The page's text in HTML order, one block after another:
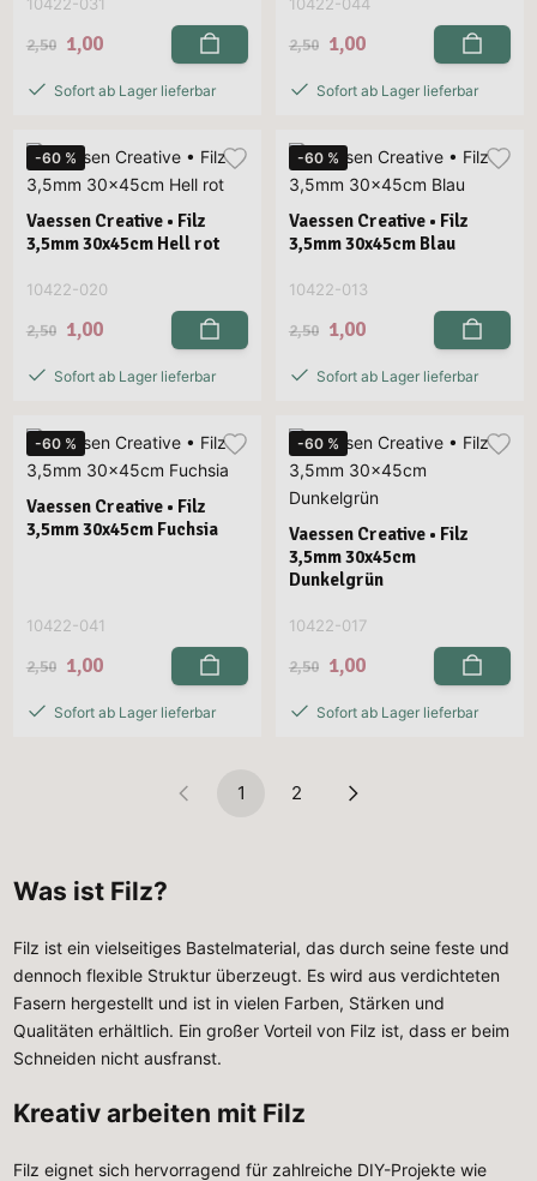
2,50 1,00
Sofort ab Lager lieferbar
2,50 1,00
Sofort ab Lager lieferbar
-60 %
Vaessen Creative • Filz
3,5mm 30x45cm Hell rot
10422-020
2,50 1,00
Sofort ab Lager lieferbar
-60 %
Vaessen Creative • Filz
3,5mm 30x45cm Blau
10422-013
2,50 1,00
Sofort ab Lager lieferbar
-60 %
Vaessen Creative • Filz
3,5mm 30x45cm Fuchsia
10422-041
2,50 1,00
Sofort ab Lager lieferbar
-60 %
Vaessen Creative • Filz
3,5mm 30x45cm
Dunkelgrün
10422-017
2,50 1,00
Sofort ab Lager lieferbar
1 2
Was ist Filz?
Filz ist ein vielseitiges Bastelmaterial, das durch seine feste und
dennoch flexible Struktur überzeugt. Es wird aus verdichteten
Fasern hergestellt und ist in vielen Farben, Stärken und
Qualitäten erhältlich. Ein großer Vorteil von Filz ist, dass er beim
Schneiden nicht ausfranst.
Kreativ arbeiten mit Filz
Filz eignet sich hervorragend für zahlreiche DIY-Projekte wie